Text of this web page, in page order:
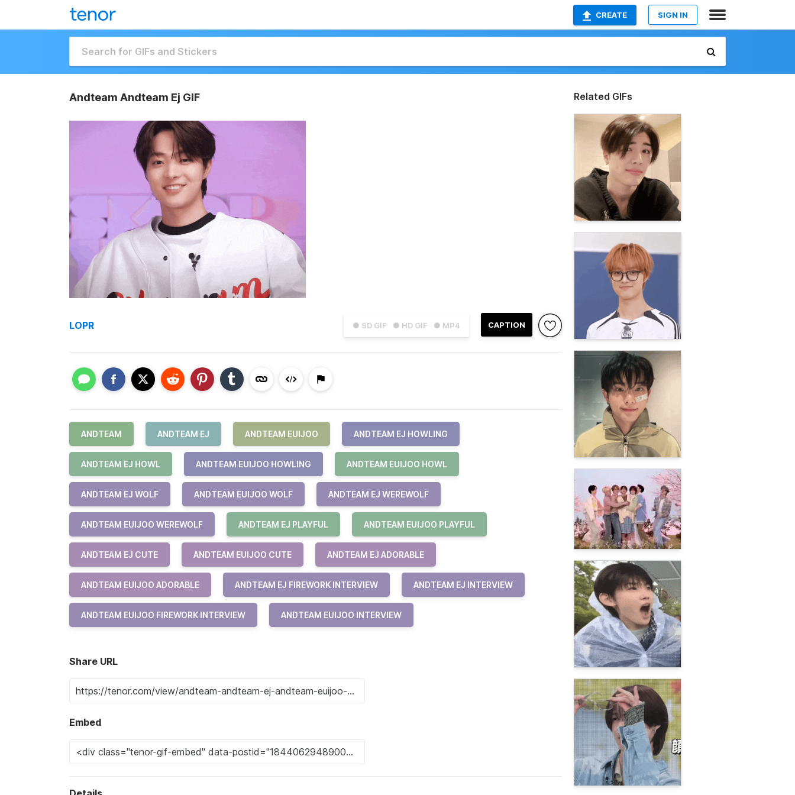
CREATE SIGN IN
Andteam Andteam Ej GIF
● SD GIF ● HD GIF ● MP4 CAPTION
LOPR
ANDTEAM ANDTEAM EJ ANDTEAM EUIJOO ANDTEAM EJ HOWLING
ANDTEAM EJ HOWL ANDTEAM EUIJOO HOWLING ANDTEAM EUIJOO HOWL
ANDTEAM EJ WOLF ANDTEAM EUIJOO WOLF ANDTEAM EJ WEREWOLF
ANDTEAM EUIJOO WEREWOLF ANDTEAM EJ PLAYFUL ANDTEAM EUIJOO PLAYFUL
ANDTEAM EJ CUTE ANDTEAM EUIJOO CUTE ANDTEAM EJ ADORABLE
ANDTEAM EUIJOO ADORABLE ANDTEAM EJ FIREWORK INTERVIEW ANDTEAM EJ INTERVIEW
ANDTEAM EUIJOO FIREWORK INTERVIEW ANDTEAM EUIJOO INTERVIEW
Share URL
Embed
Related GIFs